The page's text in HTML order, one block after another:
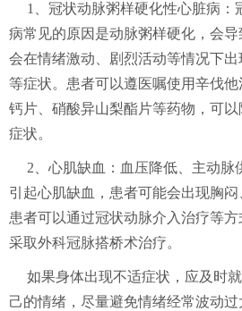
1、冠状动脉粥样硬化性心脏病：
病常见的原因是动脉粥样硬化，会
会在情绪激动、剧烈活动等情况下出
等症状。患者可以遵医嘱使用辛伐
钙片、硝酸异山梨酯片等药物，可
症状。
2、心肌缺血：血压降低、主动脉
引起心肌缺血，患者可能会出现胸闷
患者可以通过冠状动脉介入治疗等
采取外科冠脉搭桥术治疗。
如果身体出现不适症状，应及时
己的情绪，尽量避免情绪经常波动过